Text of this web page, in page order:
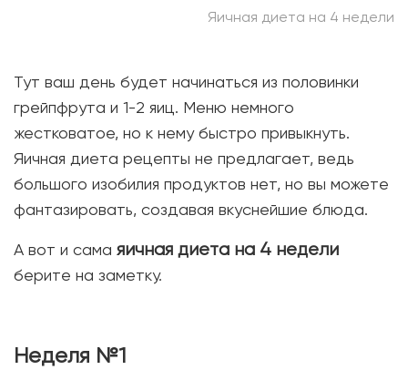
Яичная диета на 4 недели
Тут ваш день будет начинаться из половинки
грейпфрута и 1-2 яиц. Меню немного
жестковатое, но к нему быстро привыкнуть.
Яичная диета рецепты не предлагает, ведь
большого изобилия продуктов нет, но вы можете
фантазировать, создавая вкуснейшие блюда.
А вот и сама яичная диета на 4 недели
берите на заметку.
Неделя №1